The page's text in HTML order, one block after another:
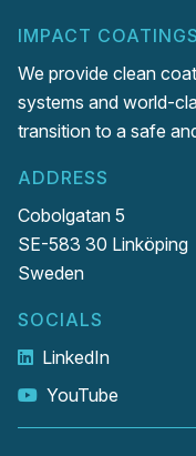
IMPACT
We provide clean
systems and world-
transition to a safe
ADDRESS
Cobolgatan 5
SE-583 30 Linköping
Sweden
SOCIALS
LinkedIn
YouTube